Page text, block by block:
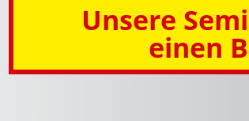
Unsere
einen